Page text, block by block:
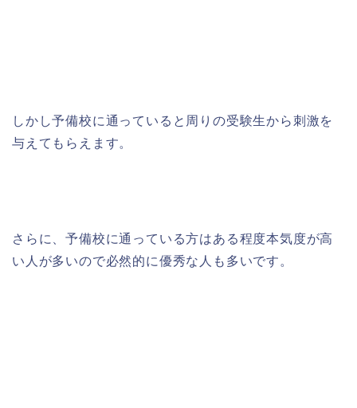
しかし予備校に通っていると周りの受験生から刺激を
与えてもらえます。
さらに、予備校に通っている方はある程度本気度が高
い人が多いので必然的に優秀な人も多いです。